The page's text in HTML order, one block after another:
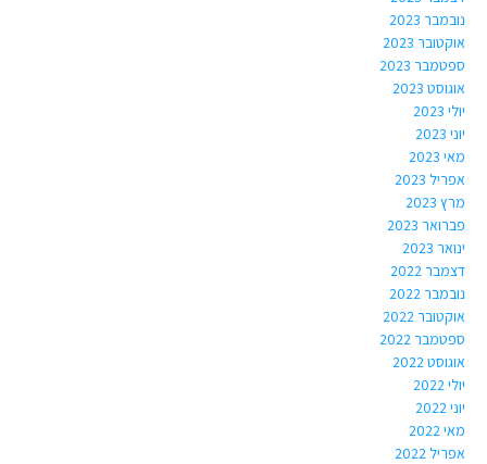
נובמבר 2023
אוקטובר 2023
ספטמבר 2023
אוגוסט 2023
יולי 2023
יוני 2023
מאי 2023
אפריל 2023
מרץ 2023
פברואר 2023
ינואר 2023
דצמבר 2022
נובמבר 2022
אוקטובר 2022
ספטמבר 2022
אוגוסט 2022
יולי 2022
יוני 2022
מאי 2022
אפריל 2022